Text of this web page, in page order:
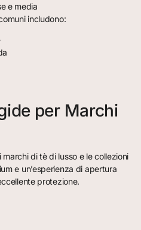
e media
includono:
per Marchi
di tè di lusso e le collezioni
e un’esperienza di apertura
protezione.